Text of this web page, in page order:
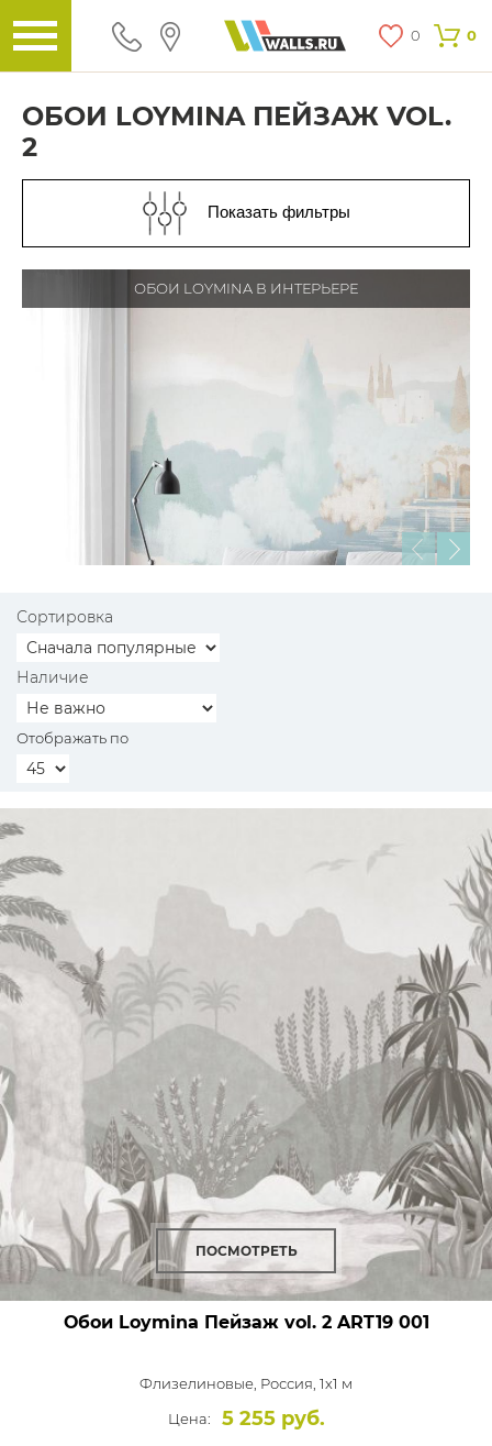
0 0
ОБОИ LOYMINA ПЕЙЗАЖ VOL.
2
Показать фильтры
ОБОИ LOYMINA В ИНТЕРЬЕРЕ
Сортировка
Наличие
Отображать по
ПОСМОТРЕТЬ
Обои Loymina Пейзаж vol. 2ART19 001
Флизелиновые, Россия, 1x1 м
Цена:
5 255 руб.